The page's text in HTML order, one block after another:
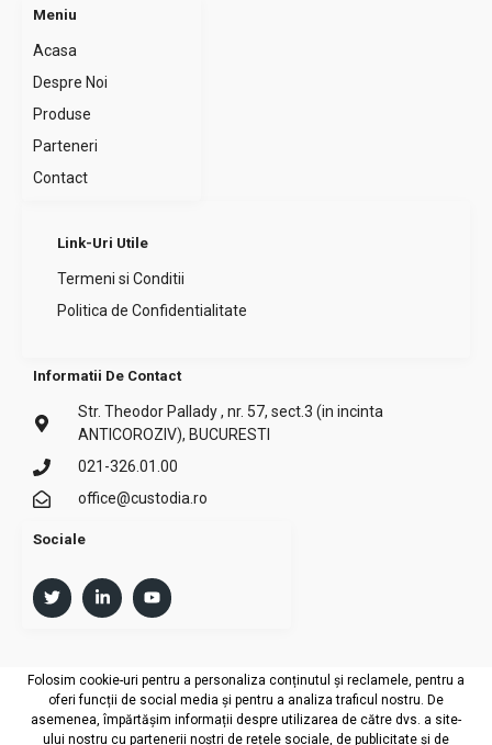
Meniu
Acasa
Despre Noi
Produse
Parteneri
Contact
Link-Uri Utile
Termeni si Conditii
Politica de Confidentialitate
Informatii De Contact
Str. Theodor Pallady , nr. 57, sect.3 (in incinta
ANTICOROZIV), BUCURESTI
021-326.01.00
office@custodia.ro
Sociale
Copyright © 2024 Custodia. All rights reserved. Design byGlobal
Marketing IT
Folosim cookie-uri pentru a personaliza conținutul și reclamele, pentru a
oferi funcții de social media și pentru a analiza traficul nostru. De
asemenea, împărtășim informații despre utilizarea de către dvs. a site-
ului nostru cu partenerii noștri de rețele sociale, de publicitate și de